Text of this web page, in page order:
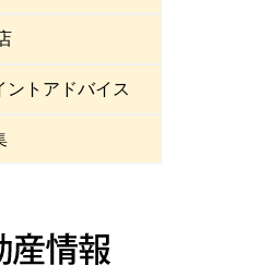
ントアドバイス